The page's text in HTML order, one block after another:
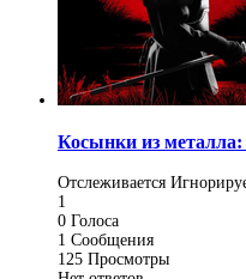
Косынки из металла:
Отслеживается
1
0 Голоса
1 Сообщения
125 Просмотры